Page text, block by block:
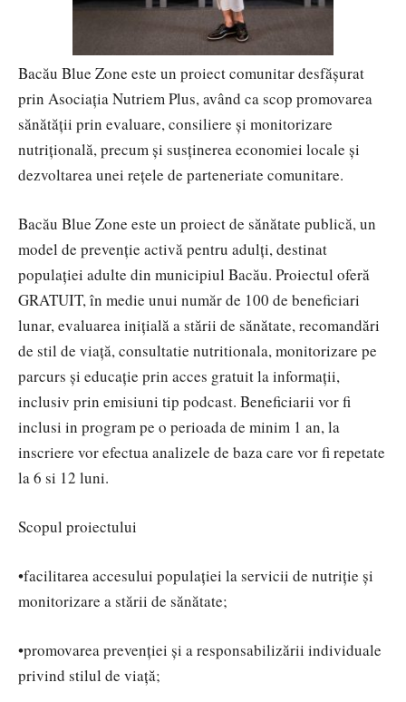
Bacău Blue Zone este un proiect comunitar desfășurat
prin Asociația Nutriem Plus, având ca scop promovarea
sănătății prin evaluare, consiliere și monitorizare
nutrițională, precum și susținerea economiei locale și
dezvoltarea unei rețele de parteneriate comunitare.
Bacău Blue Zone este un proiect de sănătate publică, un
model de prevenție activă pentru adulți, destinat
populației adulte din municipiul Bacău. Proiectul oferă
GRATUIT, în medie unui număr de 100 de beneficiari
lunar, evaluarea inițială a stării de sănătate, recomandări
de stil de viață, consultatie nutritionala, monitorizare pe
parcurs și educație prin acces gratuit la informații,
inclusiv prin emisiuni tip podcast. Beneficiarii vor fi
inclusi in program pe o perioada de minim 1 an, la
inscriere vor efectua analizele de baza care vor fi repetate
la 6 si 12 luni.
Scopul proiectului
•facilitarea accesului populației la servicii de nutriție și
monitorizare a stării de sănătate;
•promovarea prevenției și a responsabilizării individuale
privind stilul de viață;